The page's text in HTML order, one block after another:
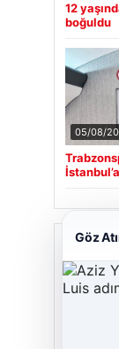
12
boğuldu
05/08/
Son
Cengiz
Göz